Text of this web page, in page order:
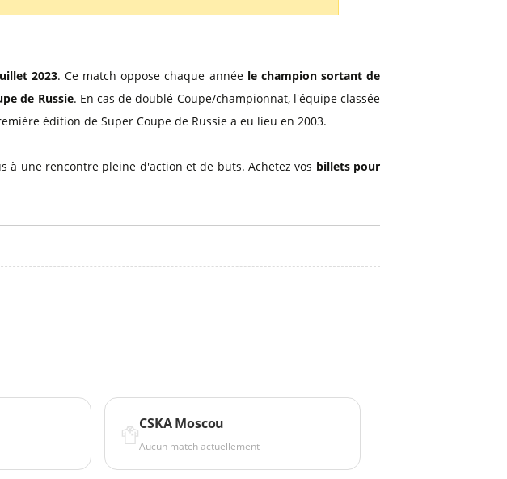
2023. Ce match oppose chaque année le champion sortant de
de Russie. En cas de doublé Coupe/championnat, l'équipe classée
édition de Super Coupe de Russie a eu lieu en 2003.
une rencontre pleine d'action et de buts. Achetez vos billets pour
CSKA Moscou
Aucun match actuellement